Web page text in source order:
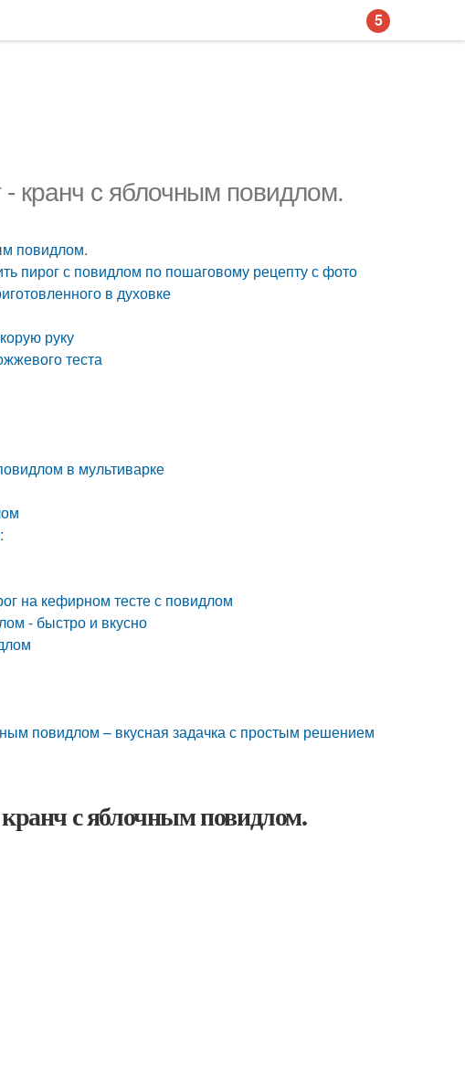
кранч с яблочным повидлом.
повидлом.
пирог с повидлом по пошаговому рецепту с фото
в духовке
руку
теста
в мультиварке
на кефирном тесте с повидлом
- быстро и вкусно
повидлом – вкусная задачка с простым решением
с яблочным повидлом.
5